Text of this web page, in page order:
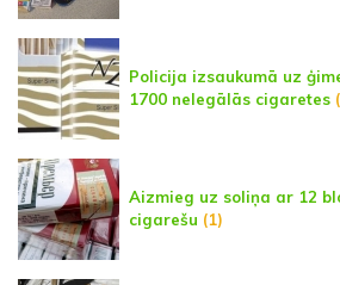
Policija izsaukumā uz
1700 nelegālās cigaretes
Aizmieg uz soliņa ar 12
cigarešu (1)